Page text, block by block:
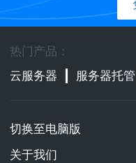
热门产品：
云服务器
服务器托管
切换至电脑版
关于我们